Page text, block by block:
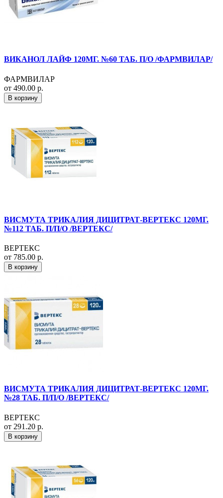
ВИКАНОЛ ЛАЙФ 120МГ. №60 ТАБ. П/О /ФАРМВИЛАР/
ФАРМВИЛАР
от 490.00 р.
В корзину
ВИСМУТА ТРИКАЛИЯ ДИЦИТРАТ-ВЕРТЕКС 120МГ.
№112 ТАБ. П/П/О /ВЕРТЕКС/
ВЕРТЕКС
от 785.00 р.
В корзину
ВИСМУТА ТРИКАЛИЯ ДИЦИТРАТ-ВЕРТЕКС 120МГ.
№28 ТАБ. П/П/О /ВЕРТЕКС/
ВЕРТЕКС
от 291.20 р.
В корзину